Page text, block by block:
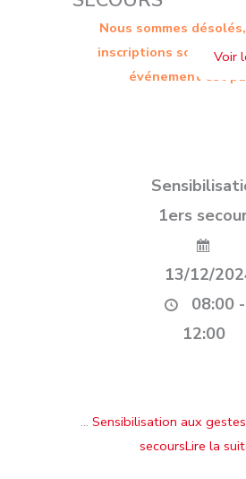
Nous sommes
inscriptions sont
événement est
1ers
13/12/
08:00 -
12:00
… Sensibilisation aux
secoursLire la